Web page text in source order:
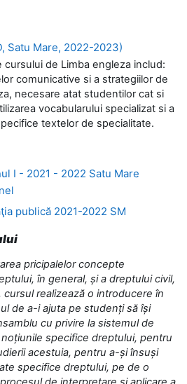
Satu Mare, 2022-2023)
cursului de Limba engleza includ:
comunicative si a strategiilor de
necesare atat studentilor cat si
vocabularului specializat si a
textelor de specialitate.
I - 2021 - 2022 Satu Mare
publică 2021-2022 SM
pricipalelor concepte
în general, și a dreptului civil,
cursul realizează o introducere în
de a-i ajuta pe studenți să își
cu privire la sistemul de
specifice dreptului, pentru
acestuia, pentru a-și însuși
specifice dreptului, pe de o